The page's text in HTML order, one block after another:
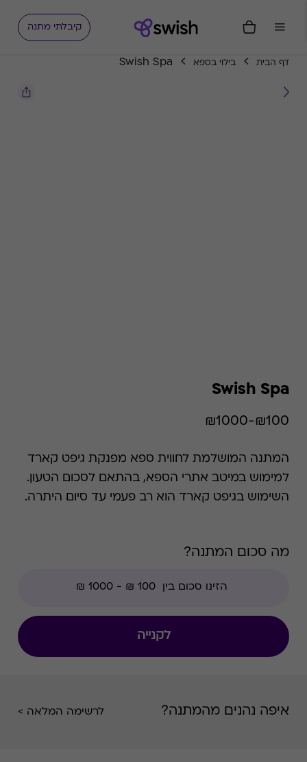
קיבלתי מתנה
דף הבית בילוי בספא Swish Spa
Swish Spa
₪100-₪1000
המתנה המושלמת לחווית ספא מפנקת גיפט קארד
למימוש במיטב אתרי הספא, בהתאם לסכום הטעון.
השימוש בגיפט קארד הוא רב פעמי עד סיום היתרה.
מה סכום המתנה?
לקנייה
איפה נהנים מהמתנה? לרשימה המלאה >